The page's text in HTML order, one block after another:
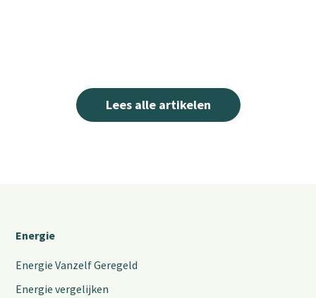
Lees alle artikelen
Energie
Energie Vanzelf Geregeld
Energie vergelijken